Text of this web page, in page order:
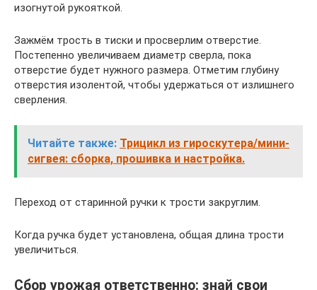
изогнутой рукояткой.
Зажмём трость в тиски и просверлим отверстие.
Постепенно увеличиваем диаметр сверла, пока
отверстие будет нужного размера. Отметим глубину
отверстия изолентой, чтобы удержаться от излишнего
сверления.
Читайте также: Трицикл из гироскутера/мини-
сигвея: cборка, прошивка и настройка.
Переход от старинной ручки к трости закруглим.
Когда ручка будет установлена, общая длина трости
увеличиться.
Сбор урожая ответственно: знай свои